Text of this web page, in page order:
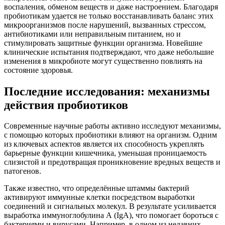
воспаления, обменом веществ и даже настроением. Благодаря
пробиотикам удается не только восстанавливать баланс этих
микроорганизмов после нарушений, вызванных стрессом,
антибиотиками или неправильным питанием, но и
стимулировать защитные функции организма. Новейшие
клинические испытания подтверждают, что даже небольшие
изменения в микробиоте могут существенно повлиять на
состояние здоровья.
Последние исследования: механизмы
действия пробиотиков
Современные научные работы активно исследуют механизмы,
с помощью которых пробиотики влияют на организм. Одним
из ключевых аспектов является их способность укреплять
барьерные функции кишечника, уменьшая проницаемость
слизистой и предотвращая проникновение вредных веществ и
патогенов.
Также известно, что определённые штаммы бактерий
активируют иммунные клетки посредством выработки
соединений и сигнальных молекул. В результате усиливается
выработка иммуноглобулина А (IgA), что помогает бороться с